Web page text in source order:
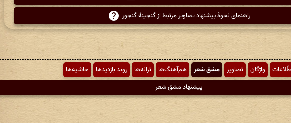
راهنمای نحوهٔ پیشنهاد تصاویر مرتبط از گنجینهٔ گنجور
واژگان تصاویر مشق شعر هم‌آهنگ‌ها ترانه‌ها روند بازدیدها
حاشیه‌ها
پیشنهاد مشق شعر